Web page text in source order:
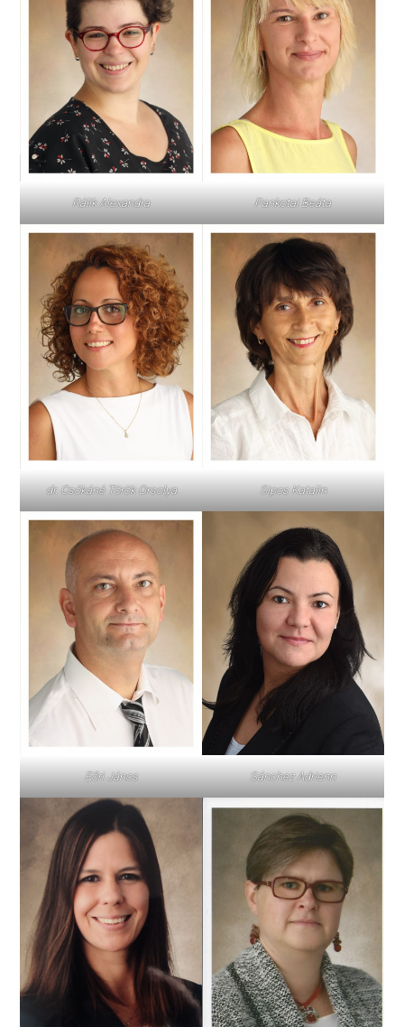
Rálik Alexandra Pankotai Beáta
dr. Csókáné Török Orsolya Sipos Katalin
Eőri János Sánchez Adrienn